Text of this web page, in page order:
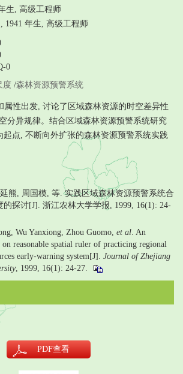
生, 高级工程师
1941 年生, 高级工程师
0
度 /森林资源预警系统
属性出发, 讨论了区域森林资源的时空差异性
分异规律。结合区域森林资源预警系统研究
起点, 不断向外扩张的森林资源预警系统实践
熊, 周国模, 等. 实践区域森林资源预警系统合
的探讨[J]. 浙江农林大学学报, 1999, 16(1): 24-
Wu Yanxiong, Zhou Guomo, et al . An
reasonable spatial ruler of practicing regional
early-warning system[J]. Journal of Zhejiang
, 1999, 16(1): 24-27.
PDF查看